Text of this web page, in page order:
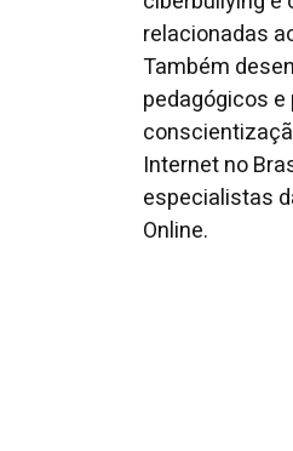
relacionadas
Também
pedagógicos
Internet no
especialistas
Online.